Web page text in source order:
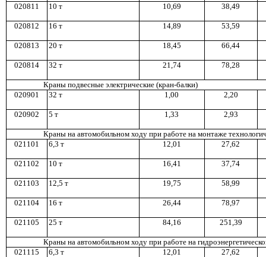
020811 1 0 т 10,69 38,49
020812 16 т 14,89 53,59
020813 20 т 1 8,45 66,44
02081 4 32 т 21,74 78,28
Краны подвесные электрические (кран-балки)
020901
32 т 1,00 2,20
020902 5 т 1,33 2,93
Краны на автомобильном ходупри работе на монтаже
021101
6,3 т 1 2,01 27,62
021102 10 т 1 6,41 37,74
0211 03 12 ,5 т 1 9,75 58,99
0211 04 1 6 т 26,44 78,97
0211 05 25 т 84,1 6 251,39
Краны на автомобильном ходу при работе на
021115
6,3 т 12,01 27,62